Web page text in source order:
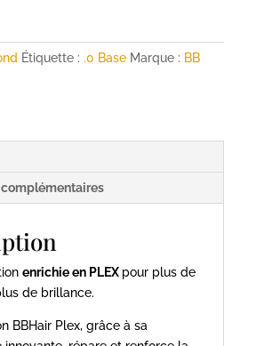
Étiquette : .0 Base Marque : BB
complémentaires
enrichie en PLEX pour plus de
de brillance.
BBHair Plex, grâce à sa